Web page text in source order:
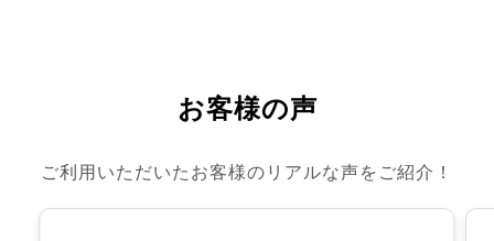
お客様の声
ご利用いただいたお客様のリアルな声をご紹介！